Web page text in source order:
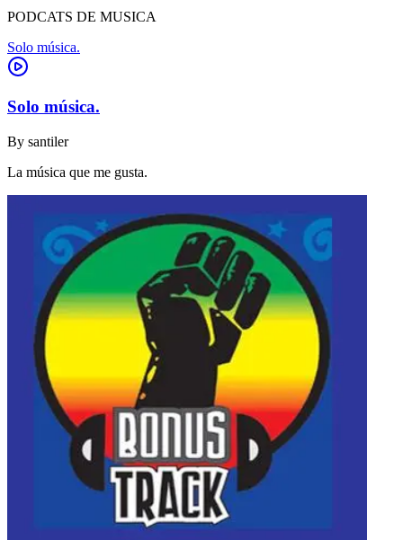
PODCATS DE MUSICA
Solo música.
Solo música.
By santiler
La música que me gusta.